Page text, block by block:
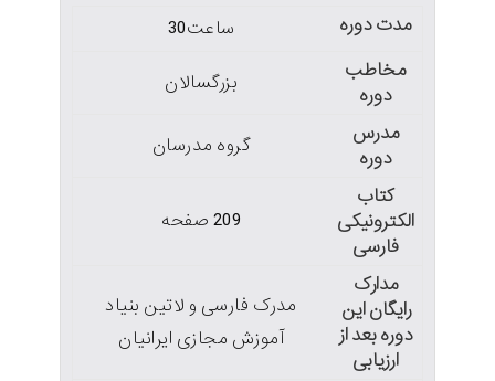
مدت دوره
ساعت30
مخاطب
دوره
بزرگسالان
مدرس
دوره
گروه مدرسان
کتاب
الکترونیکی
فارسی
209 صفحه
مدارک
رایگان این
دوره بعد از
ارزیابی
مدرک فارسی و لاتین بنیاد
آموزش مجازی ایرانیان